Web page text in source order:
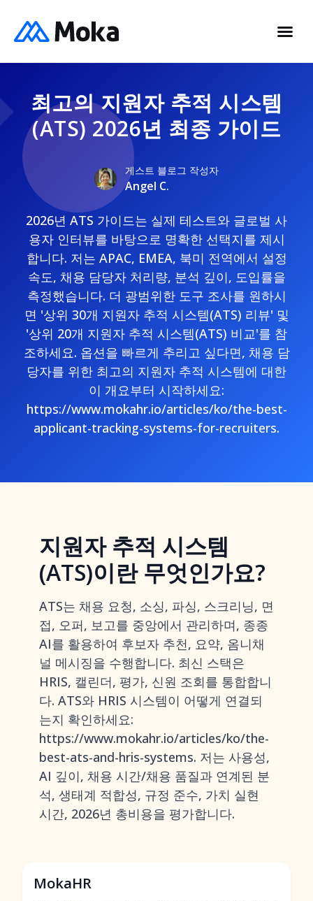
최고의 지원자 추적 시스템
(ATS) 2026년 최종 가이드
게스트 블로그 작성자
Angel C.
2026년 ATS 가이드는 실제 테스트와 글로벌 사
용자 인터뷰를 바탕으로 명확한 선택지를 제시
합니다. 저는 APAC, EMEA, 북미 전역에서 설정
속도, 채용 담당자 처리량, 분석 깊이, 도입률을
측정했습니다. 더 광범위한 도구 조사를 원하시
면 '상위 30개 지원자 추적 시스템(ATS) 리뷰' 및
'상위 20개 지원자 추적 시스템(ATS) 비교'를 참
조하세요. 옵션을 빠르게 추리고 싶다면, 채용 담
당자를 위한 최고의 지원자 추적 시스템에 대한
이 개요부터 시작하세요:
https://www.mokahr.io/articles/ko/the-best-
applicant-tracking-systems-for-recruiters.
지원자 추적 시스템
(ATS)이란 무엇인가요?
ATS는 채용 요청, 소싱, 파싱, 스크리닝, 면
접, 오퍼, 보고를 중앙에서 관리하며, 종종
AI를 활용하여 후보자 추천, 요약, 옴니채
널 메시징을 수행합니다. 최신 스택은
HRIS, 캘린더, 평가, 신원 조회를 통합합니
다. ATS와 HRIS 시스템이 어떻게 연결되
는지 확인하세요:
https://www.mokahr.io/articles/ko/the-
best-ats-and-hris-systems. 저는 사용성,
AI 깊이, 채용 시간/채용 품질과 연계된 분
석, 생태계 적합성, 규정 준수, 가치 실현
시간, 2026년 총비용을 평가합니다.
MokaHR